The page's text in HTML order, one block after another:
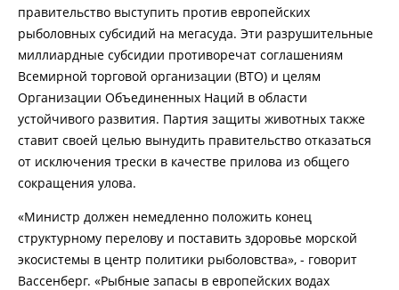
правительство выступить против европейских
рыболовных субсидий на мегасуда. Эти разрушительные
миллиардные субсидии противоречат соглашениям
Всемирной торговой организации (ВТО) и целям
Организации Объединенных Наций в области
устойчивого развития. Партия защиты животных также
ставит своей целью вынудить правительство отказаться
от исключения трески в качестве прилова из общего
сокращения улова.
«Министр должен немедленно положить конец
структурному перелову и поставить здоровье морской
экосистемы в центр политики рыболовства», - говорит
Вассенберг. «Рыбные запасы в европейских водах